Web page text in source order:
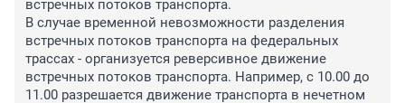
встречных потоков транспорта.
В случае временной невозможности разделения
встречных потоков транспорта на федеральных
трассах - организуется реверсивное движение
встречных потоков транспорта. Например, с 10.00 до
11.00 разрешается движение транспорта в нечетном